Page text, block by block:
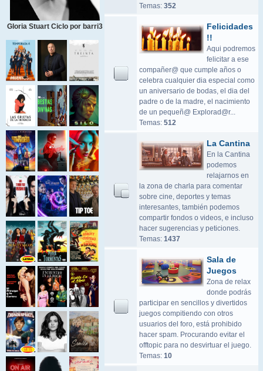
Gloria Stuart Ciclo por barri3
Temas: 352
Felicidades
!!
Aqui podremos
felicitar a ese
compañer@ que cumple años o
celebra cualquier dia especial como
un aniversario de bodas, el dia del
padre o de la madre, el nacimiento
de un pequeñ@ Explorad@r...
Temas: 512
La Cantina
En la Cantina
podemos
relajarnos en
la zona de charla para comentar
sobre cine, deportes y temas
interesantes, también podemos
compartir fondos o videos, e incluso
hacer sugerencias y peticiones.
Temas: 1437
Sala de
Juegos
Zona de relax
donde podrás
participar en sencillos y divertidos
juegos compitiendo con otros
usuarios del foro, está prohibido
hacer spam. Procurando evitar el
offtopic para no desvirtuar el juego.
Temas: 10